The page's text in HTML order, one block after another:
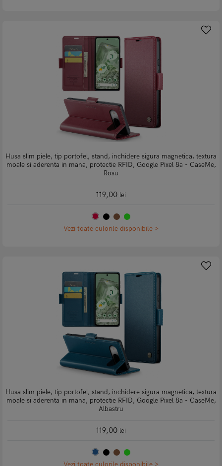
Husa slim piele, tip portofel, stand, inchidere sigura magnetica, textura
moale si aderenta in mana, protectie RFID, Google Pixel 8a - CaseMe,
Rosu
119,00 lei
Vezi toate culorile disponibile >
Husa slim piele, tip portofel, stand, inchidere sigura magnetica, textura
moale si aderenta in mana, protectie RFID, Google Pixel 8a - CaseMe,
Albastru
119,00 lei
Vezi toate culorile disponibile >